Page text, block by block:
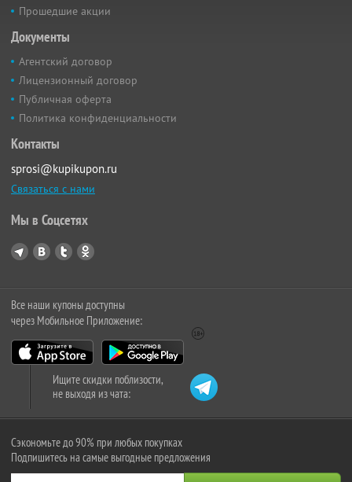
Прошедшие акции
Документы
Агентский договор
Лицензионный договор
Публичная оферта
Политика конфиденциальности
Контакты
sprosi@kupikupon.ru
Связаться с нами
Мы в Соцсетях
Все наши купоны доступны
через Мобильное Приложение:
Ищите скидки поблизости,
не выходя из чата:
Сэкономьте до 90% при любых покупках
Подпишитесь на самые выгодные предложения